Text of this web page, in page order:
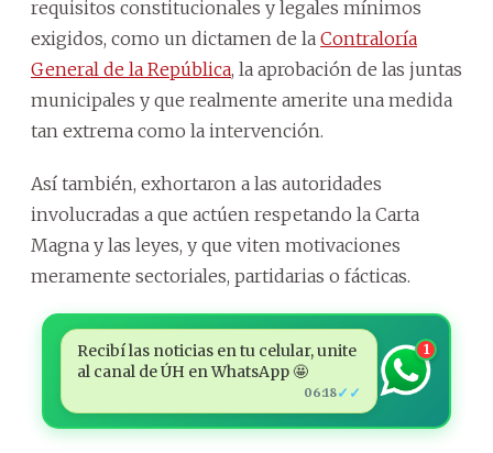
requisitos constitucionales y legales mínimos
exigidos, como un dictamen de la Contraloría
General de la República, la aprobación de las juntas
municipales y que realmente amerite una medida
tan extrema como la intervención.
Así también, exhortaron a las autoridades
involucradas a que actúen respetando la Carta
Magna y las leyes, y que viten motivaciones
meramente sectoriales, partidarias o fácticas.
Recibí las noticias en tu celular, unite
al canal de ÚH en WhatsApp 🤩
06:18✓✓
1